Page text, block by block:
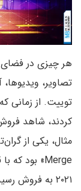
تصاویر،
کردند، شاهد
۲۰۲۱ به